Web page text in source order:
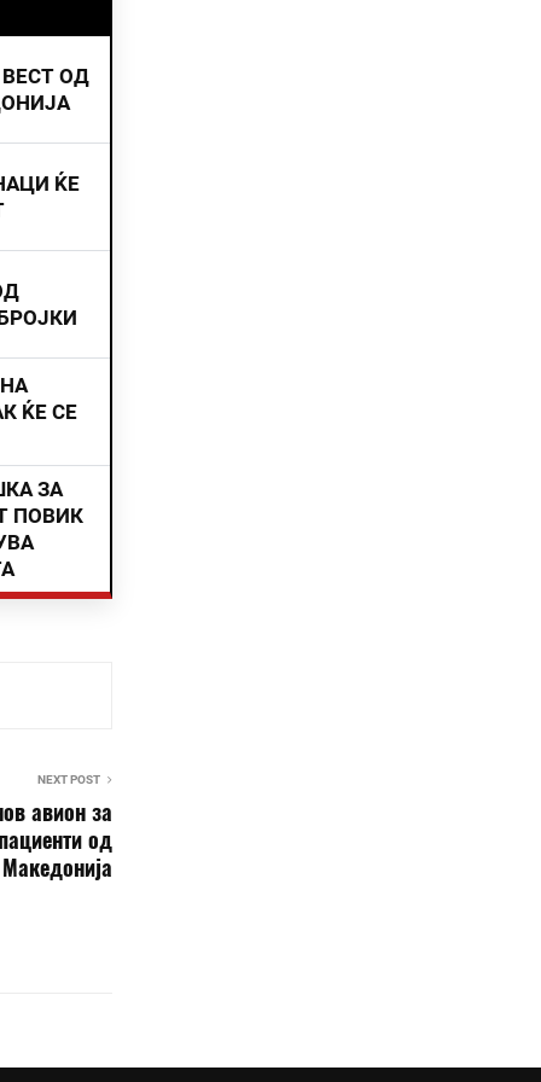
ОД
ЌЕ
ЌЕ СЕ
ЗА
ПОВИК
NEXT POST
авион за
од